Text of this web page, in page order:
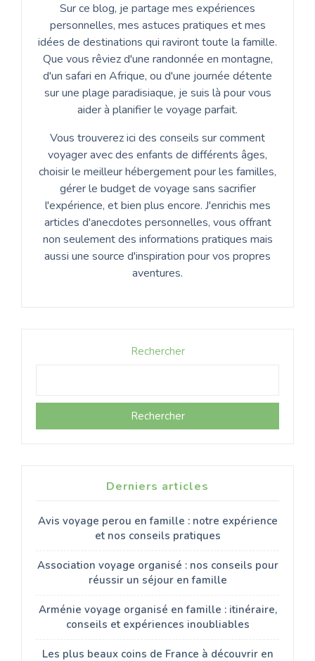
Sur ce blog, je partage mes expériences
personnelles, mes astuces pratiques et mes
idées de destinations qui raviront toute la famille.
Que vous rêviez d'une randonnée en montagne,
d'un safari en Afrique, ou d'une journée détente
sur une plage paradisiaque, je suis là pour vous
aider à planifier le voyage parfait.
Vous trouverez ici des conseils sur comment
voyager avec des enfants de différents âges,
choisir le meilleur hébergement pour les familles,
gérer le budget de voyage sans sacrifier
l'expérience, et bien plus encore. J'enrichis mes
articles d'anecdotes personnelles, vous offrant
non seulement des informations pratiques mais
aussi une source d'inspiration pour vos propres
aventures.
Rechercher
Rechercher
Derniers articles
Avis voyage perou en famille : notre expérience
et nos conseils pratiques
Association voyage organisé : nos conseils pour
réussir un séjour en famille
Arménie voyage organisé en famille : itinéraire,
conseils et expériences inoubliables
Les plus beaux coins de France à découvrir en